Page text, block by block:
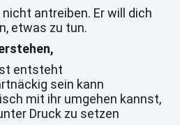
antreiben. Er will dich
etwas zu tun.
entsteht
sein kann
mit ihr umgehen kannst,
Druck zu setzen